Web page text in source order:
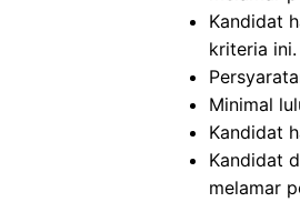
Kandidat
kriteria ini.
Minimal
Kandidat
Kandidat
melamar